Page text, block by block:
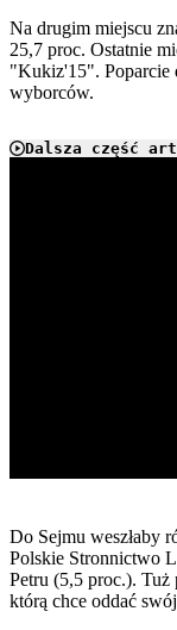
Na drugim miejscu
25,7 proc. Ostatnie
"Kukiz'15". Poparcie
wyborców.
Dalsza część
Do Sejmu weszłaby
Polskie Stronnictwo
Petru (5,5 proc.). Tuż
którą chce oddać